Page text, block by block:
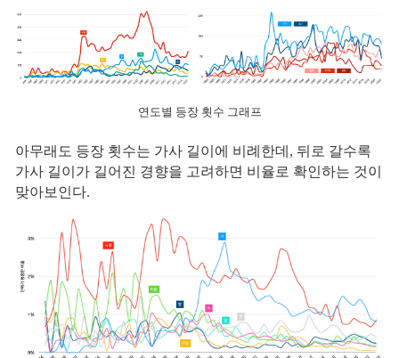
연도별 등장 횟수 그래프
아무래도 등장 횟수는 가사 길이에 비례한데, 뒤로 갈수록
가사 길이가 길어진 경향을 고려하면 비율로 확인하는 것이
맞아보인다.